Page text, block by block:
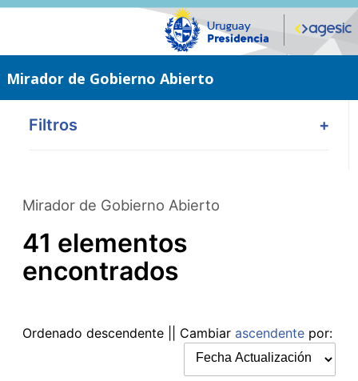
Saltar
Mirador de Gobierno Abierto
Filtros +
Mirador de Gobierno Abierto
41 elementos
encontrados
Ordenado descendente || Cambiar ascendente por: